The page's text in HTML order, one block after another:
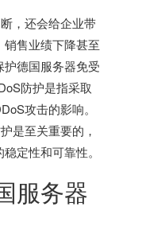
，还会给企业带
售业绩下降甚至
德国服务器免受
防护是指采取
攻击的影响。
是至关重要的，
定性和可靠性。
服务器